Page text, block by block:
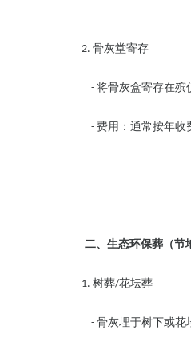
2. 骨灰堂寄存
- 将骨灰盒寄存在殡
- 费用：通常按年收
二、生态环保葬（节
1. 树葬/花坛葬
- 骨灰埋于树下或花